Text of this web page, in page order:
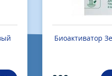
Биоактиватор